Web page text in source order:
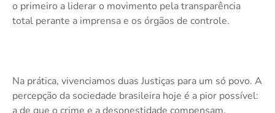
o primeiro a liderar o movimento pela transparência
total perante a imprensa e os órgãos de controle.
Na prática, vivenciamos duas Justiças para um só povo. A
percepção da sociedade brasileira hoje é a pior possível: